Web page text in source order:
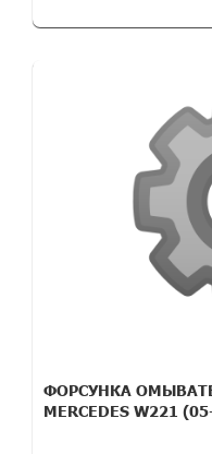
ФОРСУНКА
MERCEDES W221